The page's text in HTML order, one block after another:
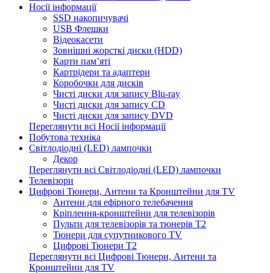
Носії інформації
SSD накопичувачі
USB Флешки
Відеокасети
Зовнішні жорсткі диски (HDD)
Карти пам’яті
Картрідери та адаптери
Коробочки для дисків
Чисті диски для запису Blu-ray
Чисті диски для запису CD
Чисті диски для запису DVD
Переглянути всі Носії інформації
Побутова техніка
Світлодіодні (LED) лампочки
Декор
Переглянути всі Світлодіодні (LED) лампочки
Телевізори
Цифрові Тюнери, Антени та Кронштейни для TV
Антени для ефірного телебачення
Кріплення-кронштейни для телевізорів
Пульти для телевізорів та тюнерів T2
Тюнери для супутникового TV
Цифрові Тюнери T2
Переглянути всі Цифрові Тюнери, Антени та
Кронштейни для TV